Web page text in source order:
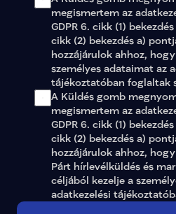
megismertem az
GDPR 6. cikk (1)
cikk (2) bekezdés a)
hozzájárulok ahhoz,
személyes adataimat az
tájékoztatóban foglaltak
A Küldés gomb
megismertem az
GDPR 6. cikk (1)
cikk (2) bekezdés a)
hozzájárulok ahhoz,
Párt hírlevélküldés és
adatkezelési